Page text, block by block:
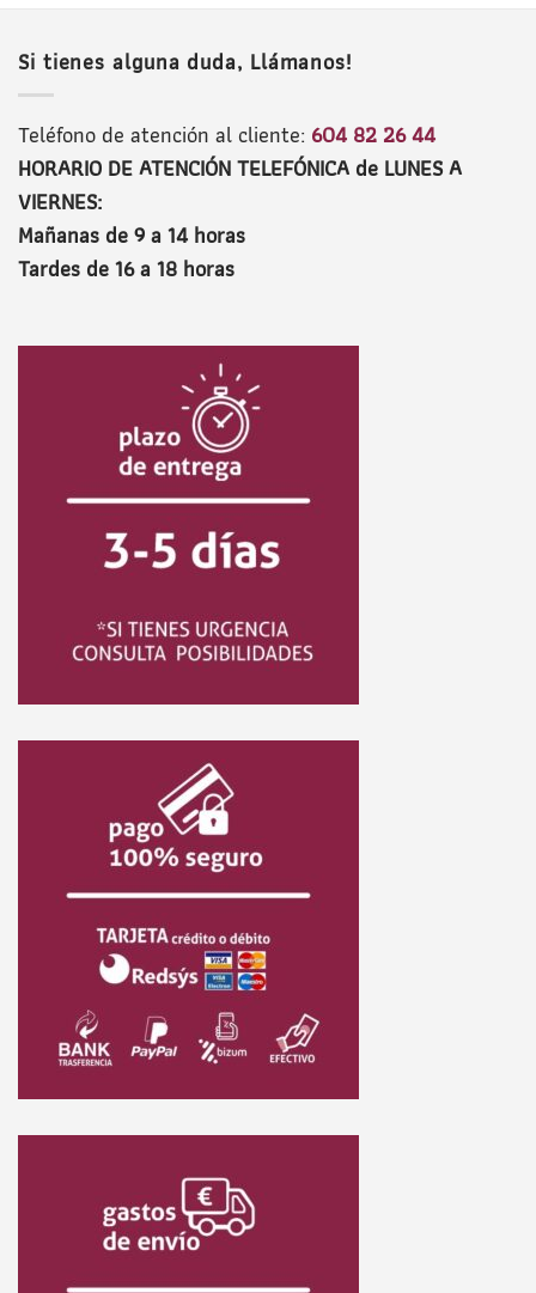
Si tienes alguna duda, Llámanos!
Teléfono de atención al cliente: 604 82 26 44
HORARIO DE ATENCIÓN TELEFÓNICA de LUNES A
VIERNES:
Mañanas de 9 a 14 horas
Tardes de 16 a 18 horas